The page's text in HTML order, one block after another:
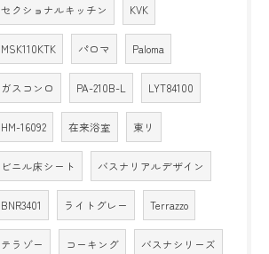
セクショナルキッチン KVK
MSK110KTK パロマ Paloma
ガスコンロ PA-210B-L LYT84100
HM-16092 在来浴室 東リ
ビニル床シート バスナリアルデザイン
BNR3401 ライトグレー Terrazzo
テラゾー コーキング バスナシリーズ